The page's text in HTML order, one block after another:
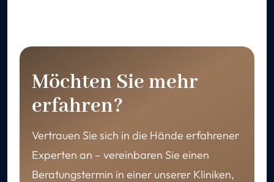
Möchten Sie mehr
erfahren?
Vertrauen Sie sich in die Hände erfahrener
Experten an – vereinbaren Sie einen
Beratungstermin in einer unserer Kliniken,